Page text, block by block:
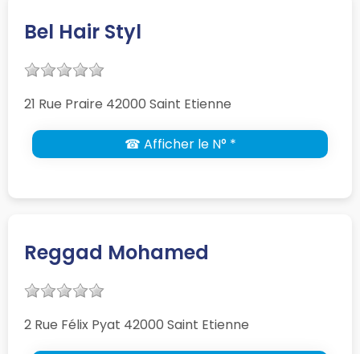
Bel Hair Styl
21 Rue Praire 42000 Saint Etienne
☎ Afficher le N° *
Reggad Mohamed
2 Rue Félix Pyat 42000 Saint Etienne